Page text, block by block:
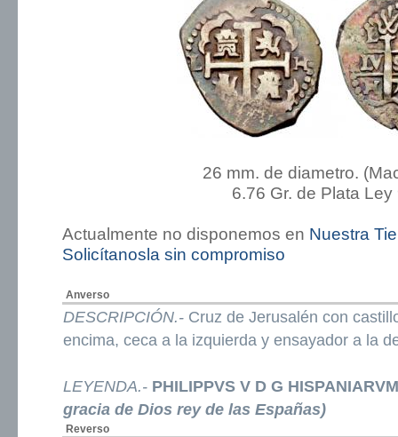
26 mm. de diametro.
6.76 Gr. de Plata Ley
Actualmente no disponemos en Nuestra
Solicítanosla sin compromiso
Anverso
DESCRIPCIÓN.- Cruz de Jerusalén con
encima, ceca a la izquierda y ensayador a la
LEYENDA.- PHILIPPVS V D G
gracia de Dios rey de las Españas)
Reverso